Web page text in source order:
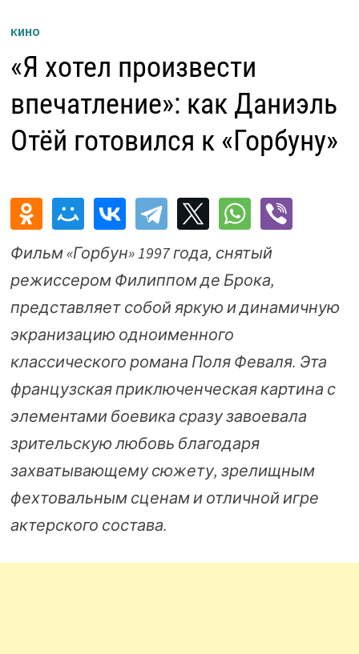
КИНО
«Я хотел произвести
впечатление»: как Даниэль
Отёй готовился к «Горбуну»
Фильм «Горбун» 1997 года, снятый
режиссером Филиппом де Брока,
представляет собой яркую и динамичную
экранизацию одноименного
классического романа Поля Феваля. Эта
французская приключенческая картина с
элементами боевика сразу завоевала
зрительскую любовь благодаря
захватывающему сюжету, зрелищным
фехтовальным сценам и отличной игре
актерского состава.